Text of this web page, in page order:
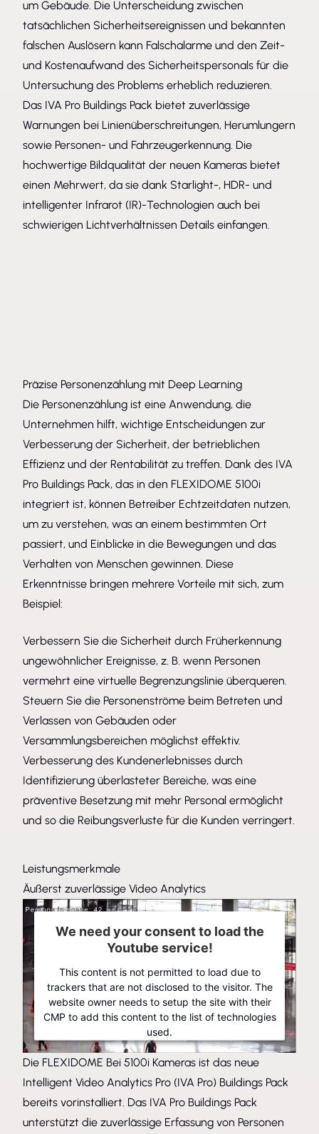
um Gebäude. Die Unterscheidung zwischen
tatsächlichen Sicherheitsereignissen und bekannten
falschen Auslösern kann Falschalarme und den Zeit-
und Kostenaufwand des Sicherheitspersonals für die
Untersuchung des Problems erheblich reduzieren.
Das IVA Pro Buildings Pack bietet zuverlässige
Warnungen bei Linienüberschreitungen, Herumlungern
sowie Personen- und Fahrzeugerkennung. Die
hochwertige Bildqualität der neuen Kameras bietet
einen Mehrwert, da sie dank Starlight-, HDR- und
intelligenter Infrarot (IR)-Technologien auch bei
schwierigen Lichtverhältnissen Details einfangen.
Präzise Personenzählung mit Deep Learning
Die Personenzählung ist eine Anwendung, die
Unternehmen hilft, wichtige Entscheidungen zur
Verbesserung der Sicherheit, der betrieblichen
Effizienz und der Rentabilität zu treffen. Dank des IVA
Pro Buildings Pack, das in den FLEXIDOME 5100i
integriert ist, können Betreiber Echtzeitdaten nutzen,
um zu verstehen, was an einem bestimmten Ort
passiert, und Einblicke in die Bewegungen und das
Verhalten von Menschen gewinnen. Diese
Erkenntnisse bringen mehrere Vorteile mit sich, zum
Beispiel:
Verbessern Sie die Sicherheit durch Früherkennung
ungewöhnlicher Ereignisse, z. B. wenn Personen
vermehrt eine virtuelle Begrenzungslinie überqueren.
Steuern Sie die Personenströme beim Betreten und
Verlassen von Gebäuden oder
Versammlungsbereichen möglichst effektiv.
Verbesserung des Kundenerlebnisses durch
Identifizierung überlasteter Bereiche, was eine
präventive Besetzung mit mehr Personal ermöglicht
und so die Reibungsverluste für die Kunden verringert.
Leistungsmerkmale
Äußerst zuverlässige Video Analytics
We need your consent to load the
Youtube service!
This content is not permitted to load due to
trackers that are not disclosed to the visitor. The
website owner needs to setup the site with their
CMP to add this content to the list of technologies
used.
Powered byUsercentrics Consent Management Platform
Die FLEXIDOME Bei 5100i Kameras ist das neue
Intelligent Video Analytics Pro (IVA Pro) Buildings Pack
bereits vorinstalliert. Das IVA Pro Buildings Pack
unterstützt die zuverlässige Erfassung von Personen